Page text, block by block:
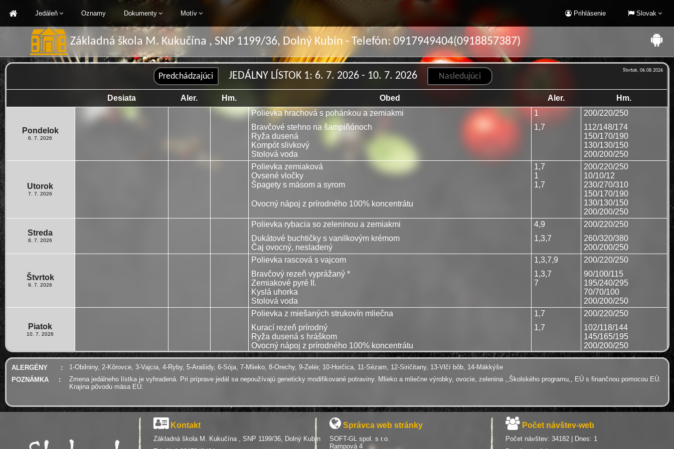
Jedáleň Oznamy Dokumenty Motív Slovak
Prihlásenie
Základná škola M. Kukučína , SNP 1199/36, Dolný Kubín - Telefón: 0917949404(0918857387)
JEDÁLNY LÍSTOK 1: 6. 7. 2026 - 10. 7. 2026 Štvrtok, 06.08.2026
Desiata Aler. Hm. Obed Aler. Hm.
Pondelok
6. 7. 2026
Polievka hrachová s pohánkou a zemiakmi
Bravčové stehno na šampiňónoch
Ryža dusená
Kompót slivkový
Stolová voda
1
1,7
200/220/250
112/148/174
150/170/190
130/130/150
200/200/250
Utorok
7. 7. 2026
Polievka zemiaková
Ovsené vločky
Špagety s mäsom a syrom
Ovocný nápoj z prírodného 100% koncentrátu
1,7
1
1,7
200/220/250
10/10/12
230/270/310
150/170/190
130/130/150
200/200/250
Streda
8. 7. 2026
Polievka rybacia so zeleninou a zemiakmi
Dukátové buchtičky s vanilkovým krémom
Čaj ovocný, nesladený
4,9
1,3,7
200/220/250
260/320/380
200/200/250
Štvrtok
9. 7. 2026
Polievka rascová s vajcom
Bravčový rezeň vyprážaný *
Zemiakové pyré II.
Kyslá uhorka
Stolová voda
1,3,7,9
1,3,7
7
200/220/250
90/100/115
195/240/295
70/70/100
200/200/250
Piatok
10. 7. 2026
Polievka z miešaných strukovín mliečna
Kurací rezeň prírodný
Ryža dusená s hráškom
Ovocný nápoj z prírodného 100% koncentrátu
1,7
1,7
200/220/250
102/118/144
145/165/195
200/200/250
ALERGÉNY :
1-Obilniny, 2-Kôrovce, 3-Vajcia, 4-Ryby, 5-Arašidy, 6-Sója, 7-Mlieko, 8-Orechy, 9-Zelér, 10-Horčica, 11-Sézam, 12-Siričitany, 13-Vlčí bôb, 14-Mäkkýše
POZNÁMKA
:
Zmena jedálneho lístka je vyhradená. Pri príprave jedál sa nepoužívajú geneticky modifikované potraviny. Mlieko a mliečne výrobky, ovocie, zelenina ,,Školského programu,, EÚ s finančnou pomocou EÚ.
Krajina pôvodu mäsa EÚ.
Kontakt
Základná škola M. Kukučína , SNP 1199/36, Dolný Kubín
Správca web stránky
SOFT-GL spol. s r.o.
Rampová 4
Počet návštev-web
Počet návštev: 34182 | Dnes: 1